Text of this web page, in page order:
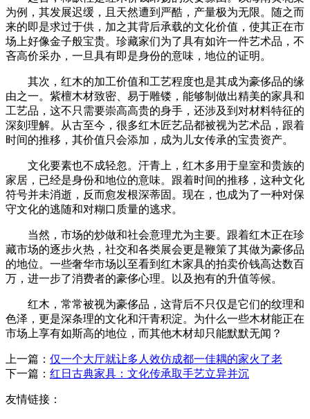
为例，其发展迟缓，且天然遭到严酷，产量极为无限。随之而
来的即是求过于供，加之其背后承载的文化价值，使其正在市
场上好像金子般宝贵。珍藏家们为了具有如许一件艺术品，不
吝高价采办，一旦具有即是身份的意味，地位的证明。
其次，红木的加工价值和工艺程度也是其成为豪侈品的缘
由之一。紫檀木材致密、易于雕镂，能够制做出精美的家具和
工艺品，这不只需要崇高高贵的身手，还涉及到对材料特征的
深刻理解。从古至今，很多红木匠艺品都被视为艺术品，跟着
时间的推移，其价值只会添加，成为儿女传承的宝贵资产。
文化要素也不成轻忽。汗青上，红木多用于皇室和贵族的
家居，已经是身份和地位的意味。跟着时间的推移，这种文化
符号并未消逝，反而愈发根深蒂固。现在，也成为了一种对保
守文化的逃随和对糊口质量的逃求。
当然，市场的炒做和社会意理尤为主要。跟着红木正在珍
藏市场的逐步火热，社交和各类展会更是鞭策了其做为豪侈品
的地位。一些奢华市场以至看到红木家具的拍卖价钱高达数百
万，进一步了消费者的豪侈心理。以及抱有的升值等候。
红木，常常被视为豪侈品，这背后不只仅是它们的纹理和
色泽，更是深条理的文化和汗青积淀。为什么一些木材能正在
市场上享有如斯高的地位，而其他木材却只能默默无闻？
上一篇： 仅一个大厅就让多人效仿成都一佳耦的家火了老
下一篇： 红日古典家具：文化传承取手艺立异并沉
友情链接：